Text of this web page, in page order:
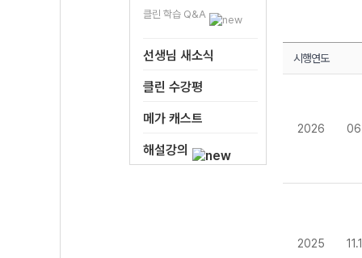
클린 학습 Q&A
선생님 새소식
클린 수강평
메가 캐스트
해설강의
시행연도
2026
2025